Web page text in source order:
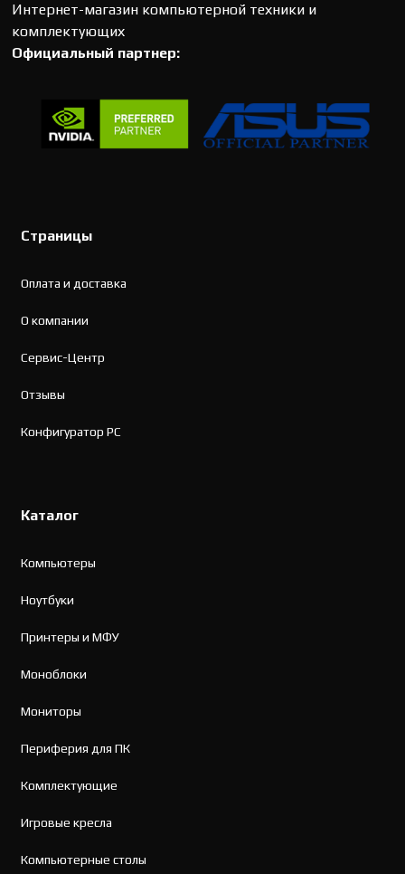
Интернет-магазин компьютерной техники и
комплектующих
Официальный партнер:
Страницы
Оплата и доставка
О компании
Сервис-Центр
Отзывы
Конфигуратор PC
Каталог
Компьютеры
Ноутбуки
Принтеры и МФУ
Моноблоки
Мониторы
Периферия для ПК
Комплектующие
Игровые кресла
Компьютерные столы